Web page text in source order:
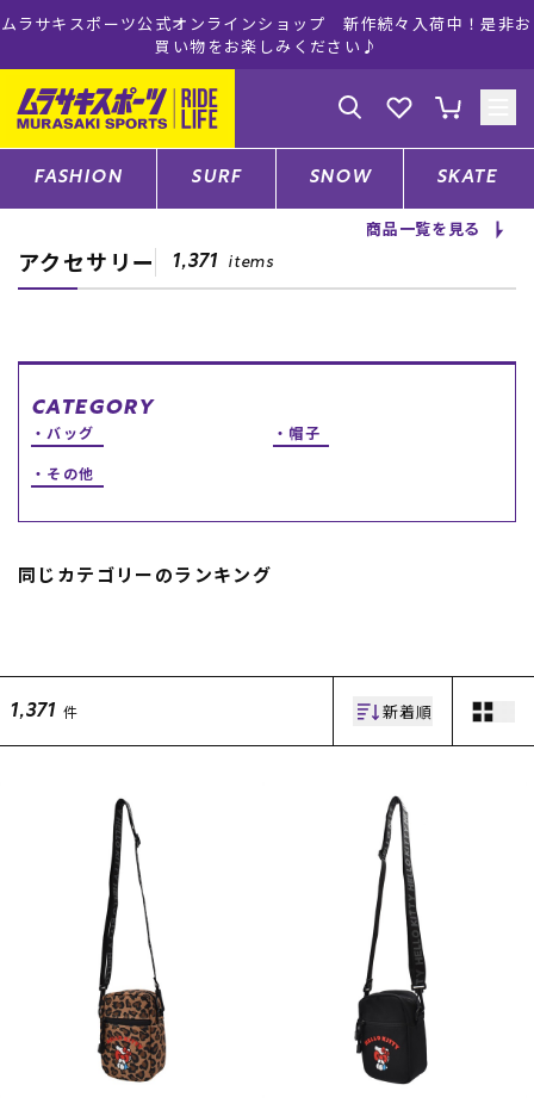
ムラサキスポーツ公式オンラインショップ 新作続々入荷中！是非お
買い物をお楽しみください♪
ゲスト様
ログイン 会員登録
店舗一覧
CATEGORY
ファッションTOP
スノーTOP
ブランド一覧
RIDE LIFE MAGAZINE一
スタッフスナップ
中古/アウトレット サー
中古/アウトレット スノ
店頭受取サービス
ギフトラッピング
アフターサポート
下取り保証について
よくある質問
お問い合わせ
FASHION SURF SNOW SKATE
商品一覧を見る
アクセサリー 1,371 items
CATEGORY
バッグ
帽子
その他
同じカテゴリーのランキング
1,371 件 新着順